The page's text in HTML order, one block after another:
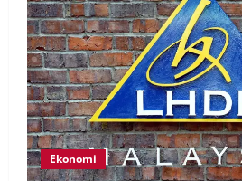
Ekonomi